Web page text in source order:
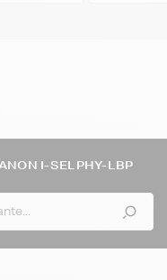
I-SELPHY-LBP